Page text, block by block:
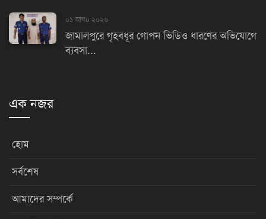
০১ আগu ২০২৬
জামালপুরে গৃহবধূর গোপন ভিডিও ধারণের অভিযোগে
ব্যবসা...
এক নজর
হোম
সর্বশেষ
আমাদের সম্পর্কে